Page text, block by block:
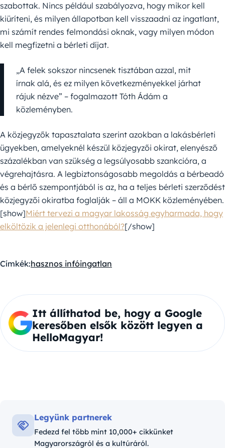
szabottak. Nincs például szabályozva, hogy mikor kell
kiüríteni, és milyen állapotban kell visszaadni az ingatlant,
mi számít rendes felmondási oknak, vagy milyen módon
kell megfizetni a bérleti díjat.
„A felek sokszor nincsenek tisztában azzal, mit
írnak alá, és ez milyen következményekkel járhat
rájuk nézve” – fogalmazott Tóth Ádám a
közleményben.
A közjegyzők tapasztalata szerint azokban a lakásbérleti
ügyekben, amelyeknél készül közjegyzői okirat, elenyésző
százalékban van szükség a legsúlyosabb szankcióra, a
végrehajtásra. A legbiztonságosabb megoldás a bérbeadó
és a bérlő szempontjából is az, ha a teljes bérleti szerződést
közjegyzői okiratba foglalják – áll a MOKK közleményében.
[show]Miért tervezi a magyar lakosság egyharmada, hogy
elköltözik a jelenlegi otthonából?[/show]
Címkék:hasznos infóingatlan
Itt állíthatod be, hogy a Google
keresőben elsők között legyen a
HelloMagyar!
Legyünk partnerek
Fedezd fel több mint 10,000+ cikkünket
Magyarországról és a kultúráról.